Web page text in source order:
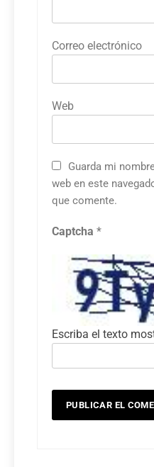
Correo electrónico
Web
Guarda mi
web en este
que comente.
Captcha *
Escriba el texto